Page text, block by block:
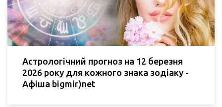
Астрологічний прогноз на 12 березня
2026 року для кожного знака зодіаку -
Афіша bigmir)net